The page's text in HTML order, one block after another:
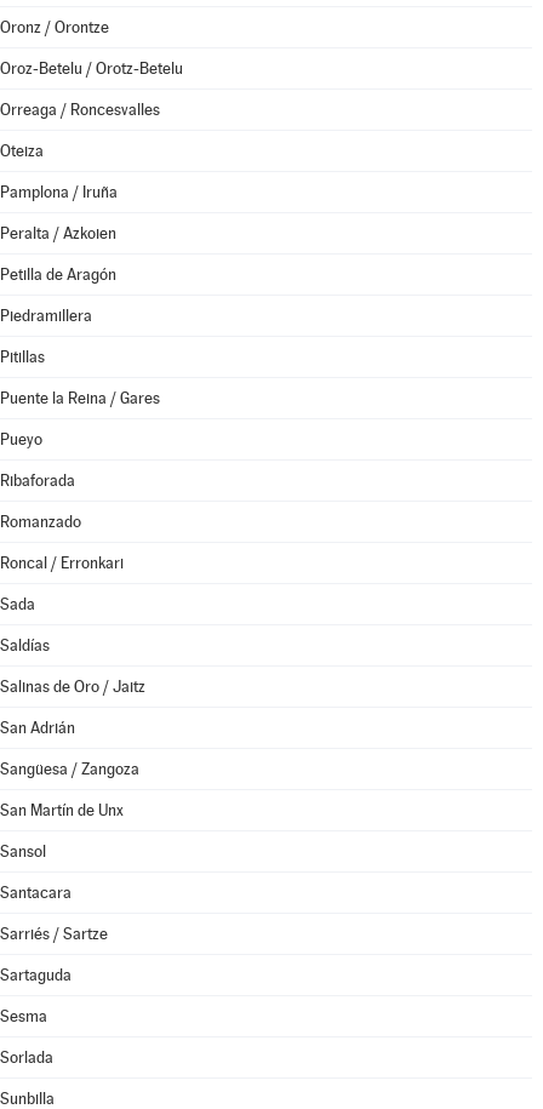
Oronz / Orontze
Oroz-Betelu / Orotz-Betelu
Orreaga / Roncesvalles
Oteiza
Pamplona / Iruña
Peralta / Azkoien
Petilla de Aragón
Piedramillera
Pitillas
Puente la Reina / Gares
Pueyo
Ribaforada
Romanzado
Roncal / Erronkari
Sada
Saldías
Salinas de Oro / Jaitz
San Adrián
Sangüesa / Zangoza
San Martín de Unx
Sansol
Santacara
Sarriés / Sartze
Sartaguda
Sesma
Sorlada
Sunbilla